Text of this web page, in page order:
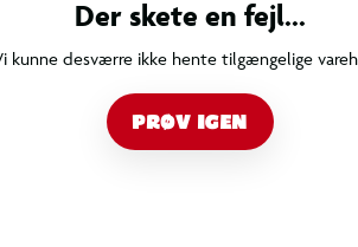
Der skete en fejl...
kunne desværre ikke hente tilgængelige
PRØV IGEN